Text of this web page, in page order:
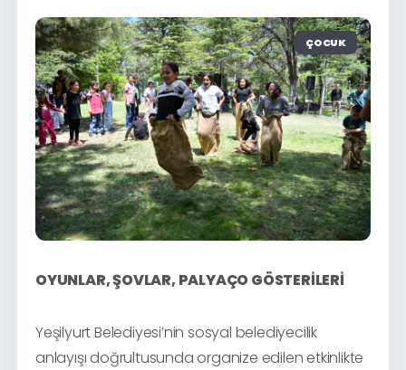
ÇOCUK
OYUNLAR, ŞOVLAR, PALYAÇO GÖSTERİLERİ
Yeşilyurt Belediyesi’nin sosyal belediyecilik
anlayışı doğrultusunda organize edilen etkinlikte